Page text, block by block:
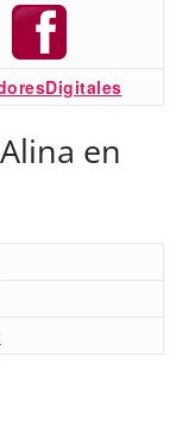
en